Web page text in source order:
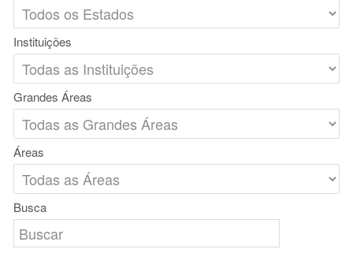
Instituições
Grandes Áreas
Áreas
Busca